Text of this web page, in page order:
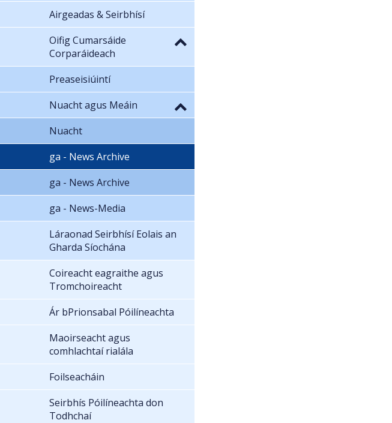
Airgeadas & Seirbhísí
Oifig Cumarsáide
Corparáideach
Preaseisiúintí
Nuacht agus Meáin
Nuacht
ga - News Archive
ga - News Archive
ga - News-Media
Láraonad Seirbhísí Eolais an
Gharda Síochána
Coireacht eagraithe agus
Tromchoireacht
Ár bPrionsabal Póilíneachta
Maoirseacht agus
comhlachtaí rialála
Foilseacháin
Seirbhís Póilíneachta don
Todhchaí